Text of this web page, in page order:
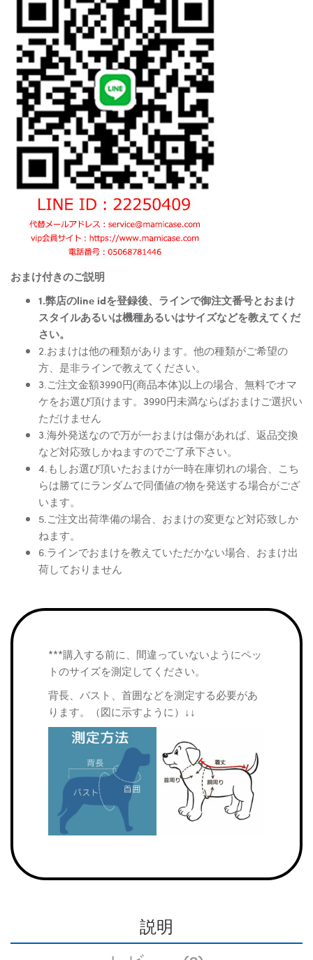
おまけ付きのご説明
1.弊店のline idを登録後、ラインで御注文番号とおまけ
スタイルあるいは機種あるいはサイズなどを教えてくだ
さい。
2.おまけは他の種類があります。他の種類がご希望の
方、是非ラインで教えてください。
3.ご注文金額3990円(商品本体)以上の場合、無料でオマ
ケをお選び頂けます。3990円未満ならばおまけご選択い
ただけません
3.海外発送なので万が一おまけは傷があれば、返品交換
など対応致しかねますのでご了承下さい。
4.もしお選び頂いたおまけが一時在庫切れの場合、こち
らは勝てにランダムで同価値の物を発送する場合がござ
います。
5.ご注文出荷準備の場合、おまけの変更など対応致しか
ねます。
6.ラインでおまけを教えていただかない場合、おまけ出
荷しておりません
***購入する前に、間違っていないようにペッ
トのサイズを測定してください。
背長、バスト、首囲などを測定する必要があ
ります。（図に示すように）↓↓
説明